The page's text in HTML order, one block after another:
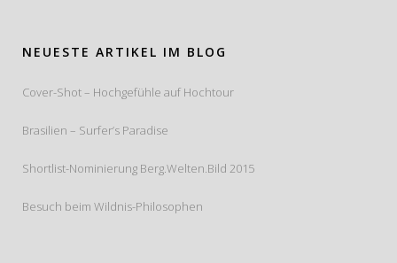
NEUESTE ARTIKEL IM BLOG
Cover-Shot – Hochgefühle auf Hochtour
Brasilien – Surfer’s Paradise
Shortlist-Nominierung Berg.Welten.Bild 2015
Besuch beim Wildnis-Philosophen